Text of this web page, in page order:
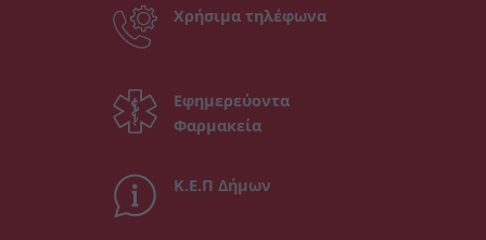
Χρήσιμα τηλέφωνα
Εφημερεύοντα
Φαρμακεία
Κ.Ε.Π Δήμων